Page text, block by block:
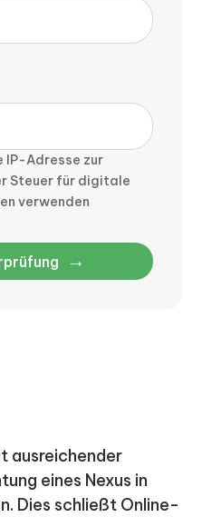
IP-Adresse zur
Steuer für digitale
verwenden
→
ausreichender
eines Nexus in
Dies schließt Online-